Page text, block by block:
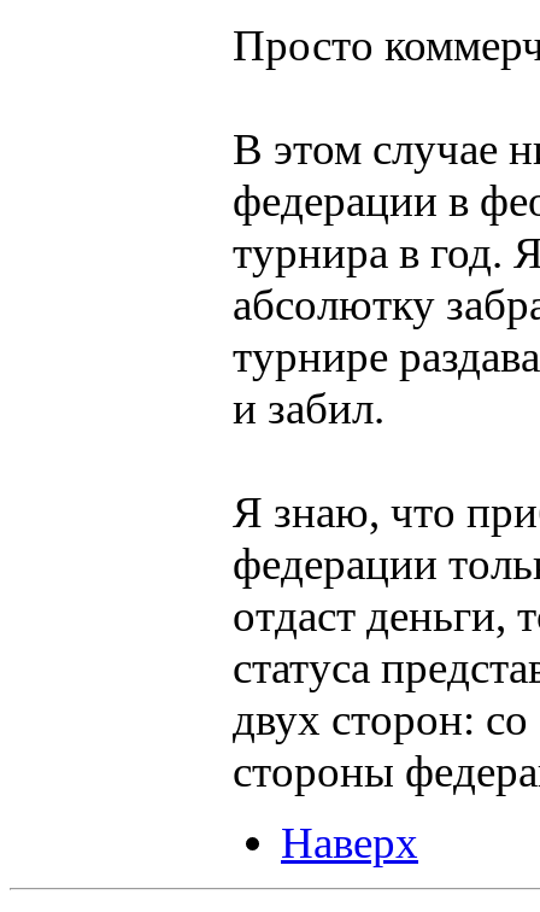
Просто
В этом случае
федерации в
турнира в год.
абсолютку
турнире
и забил.
Я знаю, что
федерации
отдаст деньги,
статуса
двух сторон:
стороны
Наверх